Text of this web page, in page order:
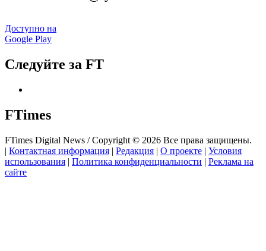
Доступно на
Google Play
Следуйте за FT
FTimes
FTimes Digital News / Copyright © 2026 Все права защищены.
| Контактная информация | Редакция | О проекте | Условия
использования | Политика конфиденциальности | Реклама на
сайте